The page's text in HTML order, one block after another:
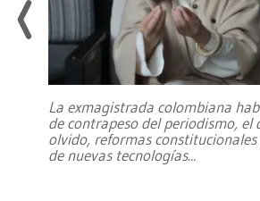
La exmagistrada colombiana
de contrapeso del periodismo, el
olvido, reformas constitucionales
de nuevas tecnologías...